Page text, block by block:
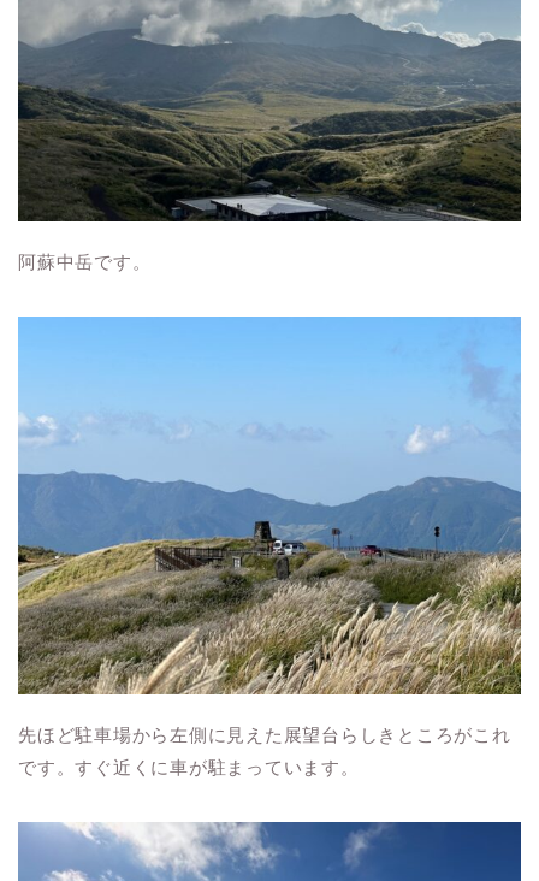
阿蘇中岳です。
先ほど駐車場から左側に見えた展望台らしきところがこれ
です。すぐ近くに車が駐まっています。